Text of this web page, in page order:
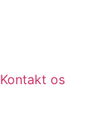
Kontakt os